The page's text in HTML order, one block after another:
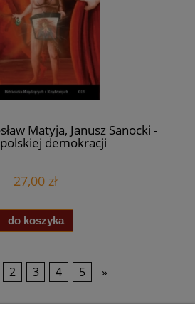
Matyja, Janusz Sanocki -
demokracji
27,00 zł
do koszyka
2 3 4 5 »